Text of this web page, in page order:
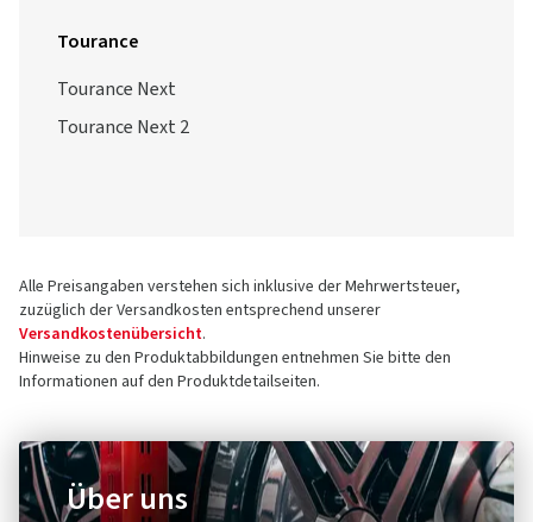
Tourance
Tourance Next
Tourance Next 2
Alle Preisangaben verstehen sich inklusive der Mehrwertsteuer,
zuzüglich der Versandkosten entsprechend unserer
Versandkostenübersicht.
Hinweise zu den Produktabbildungen entnehmen Sie bitte den
Informationen auf den Produktdetailseiten.
Über uns